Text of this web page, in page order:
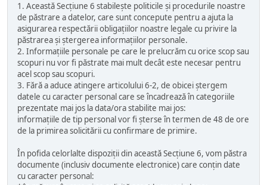
1. Această Secțiune 6 stabilește politicile și procedurile noastre
de păstrare a datelor, care sunt concepute pentru a ajuta la
asigurarea respectării obligațiilor noastre legale cu privire la
păstrarea și ștergerea informațiilor personale.
2. Informațiile personale pe care le prelucrăm cu orice scop sau
scopuri nu vor fi păstrate mai mult decât este necesar pentru
acel scop sau scopuri.
3. Fără a aduce atingere articolului 6-2, de obicei ștergem
datele cu caracter personal care se încadrează în categoriile
prezentate mai jos la data/ora stabilite mai jos:
informațiile de tip personal vor fi șterse în termen de 48 de ore
de la primirea solicitării cu confirmare de primire.
În pofida celorlalte dispoziții din această Secțiune 6, vom păstra
documente (inclusiv documente electronice) care conțin date
cu caracter personal: